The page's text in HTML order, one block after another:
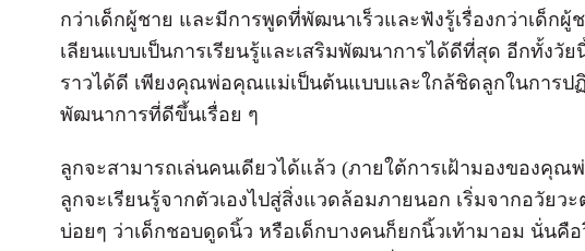
กว่าเด็กผู้ชาย และมีการพูดที่พัฒนาเร็วและฟังรู้เรื่องกว่าเด็ก
เลียนแบบเป็นการเรียนรู้และเสริมพัฒนาการได้ดีที่สุด อีกทั้งวัย
ราวได้ดี เพียงคุณพ่อคุณแม่เป็นต้นแบบและใกล้ชิดลูกในการป
พัฒนาการที่ดีขึ้นเรื่อย ๆ
ลูกจะสามารถเล่นคนเดียวได้แล้ว (ภายใต้การเฝ้ามองของคุ
ลูกจะเรียนรู้จากตัวเองไปสู่สิ่งแวดล้อมภายนอก เริ่มจากอวัยวะ
บ่อยๆ ว่าเด็กชอบดูดนิ้ว หรือเด็กบางคนก็ยกนิ้วเท้ามาอม นั่นคื